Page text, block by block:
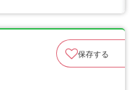
保存する